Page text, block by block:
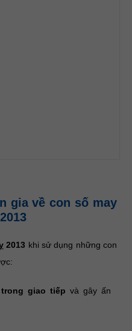
gia về con số may
2013 khi sử dụng những con
giao tiếp và gây ấn